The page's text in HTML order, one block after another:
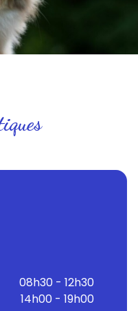
08h30 - 12h30
14h00 - 19h00